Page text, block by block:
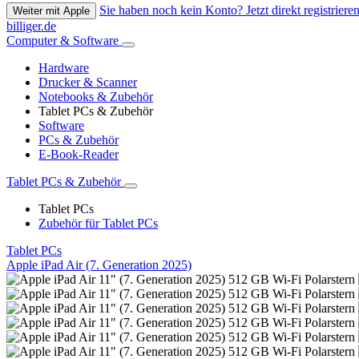
Weiter mit Apple
Sie haben noch kein Konto? Jetzt direkt
billiger.de
Computer & Software
Hardware
Drucker & Scanner
Notebooks & Zubehör
Tablet PCs & Zubehör
Software
PCs & Zubehör
E-Book-Reader
Tablet PCs & Zubehör
Tablet PCs
Zubehör für Tablet PCs
Tablet PCs
Apple iPad Air (7. Generation 2025)